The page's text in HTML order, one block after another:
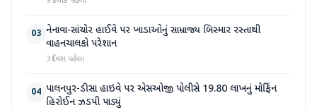
03 નેનાવા-સાંચોર હાઈવે પર ખાડાઓનું સામ્રાજ્ય બિસ્માર રસ્તાથી
વાહનચાલકો પરેશાન
3 દિવસ પહેલા
04 પાલનપુર-ડીસા હાઇવે પર એસઓજી પોલીસે 19.80 લાખનું મોર્ફિન
હિરોઈન ઝડપી પાડ્યું